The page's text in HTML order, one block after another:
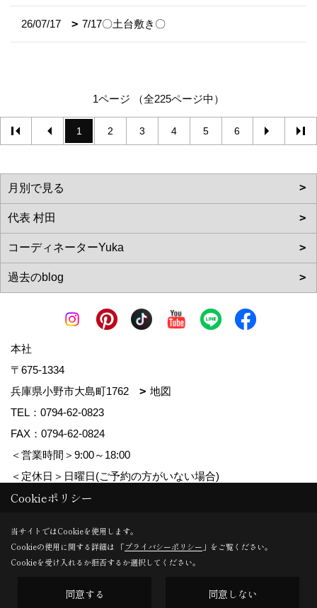
26/07/17 7/17〇土台敷き〇
1ページ （全225ページ中）
1 2 3 4 5 6
本社
〒675-1334
兵庫県小野市大島町1762
地図
TEL： 0794-62-0823
FAX：0794-62-0824
＜営業時間＞9:00～18:00
＜定休日＞日曜日(ご予約の方がいない場合)
Copyright (c) MDhomes. All Rights Reserved.
Produced byゴデスクリエイト
Cookieポリシー
当サイトではCookieを使用します。
Cookieの使用に関する詳細は 「プライバシーポリシー 」をご覧ください。
Cookieを受け入れるか拒否するか選択してください。
同意する 同意しない